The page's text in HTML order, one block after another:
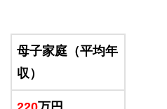
母子家庭（平均年
収）